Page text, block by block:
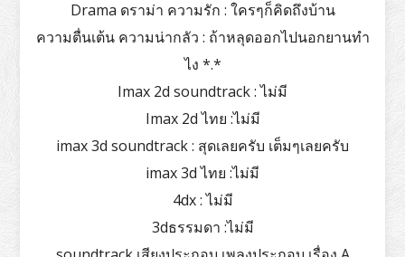
Drama ดราม่า ความรัก : ใครๆก็คิดถึงบ้าน
ความตื่นเต้น ความน่ากลัว : ถ้าหลุดออกไปนอกยานทำ
ไง *.*
Imax 2d soundtrack : ไม่มี
Imax 2d ไทย :ไม่มี
imax 3d soundtrack : สุดเลยครับ เต็มๆเลยครับ
imax 3d ไทย :ไม่มี
4dx : ไม่มี
3dธรรมดา :ไม่มี